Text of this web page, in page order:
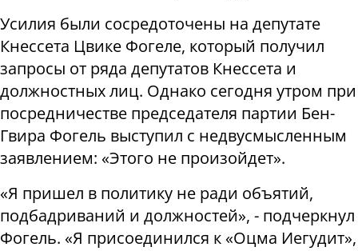
Усилия были сосредоточены на депутате
Кнессета Цвике Фогеле, который получил
запросы от ряда депутатов Кнессета и
должностных лиц. Однако сегодня утром при
посредничестве председателя партии Бен-
Гвира Фогель выступил с недвусмысленным
заявлением: «Этого не произойдет».
«Я пришел в политику не ради объятий,
подбадриваний и должностей», - подчеркнул
Фогель. «Я присоединился к «Оцма Иегудит»,